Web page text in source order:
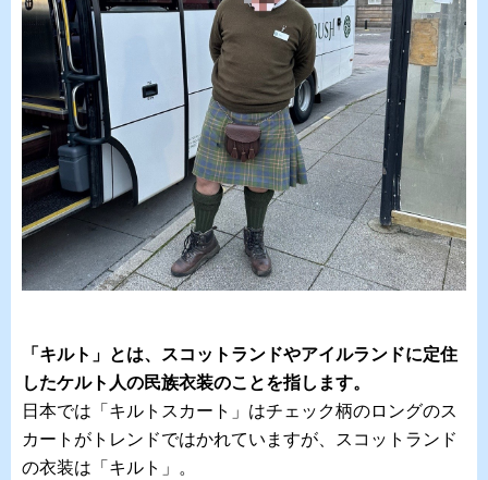
「キルト」とは、スコットランドやアイルランドに定住
したケルト人の民族衣装のことを指します。
日本では「キルトスカート」はチェック柄のロングのス
カートがトレンドではかれていますが、スコットランド
の衣装は「キルト」。